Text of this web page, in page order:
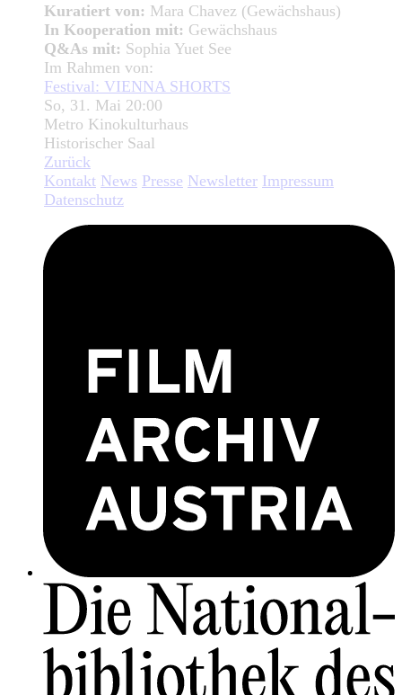
Kuratiert von: Mara Chavez (Gewächshaus)
In Kooperation mit: Gewächshaus
Q&As mit: Sophia Yuet See
Im Rahmen von:
Festival: VIENNA SHORTS
So, 31. Mai 20:00
Metro Kinokulturhaus
Historischer Saal
Zurück
Kontakt News Presse Newsletter Impressum
Datenschutz